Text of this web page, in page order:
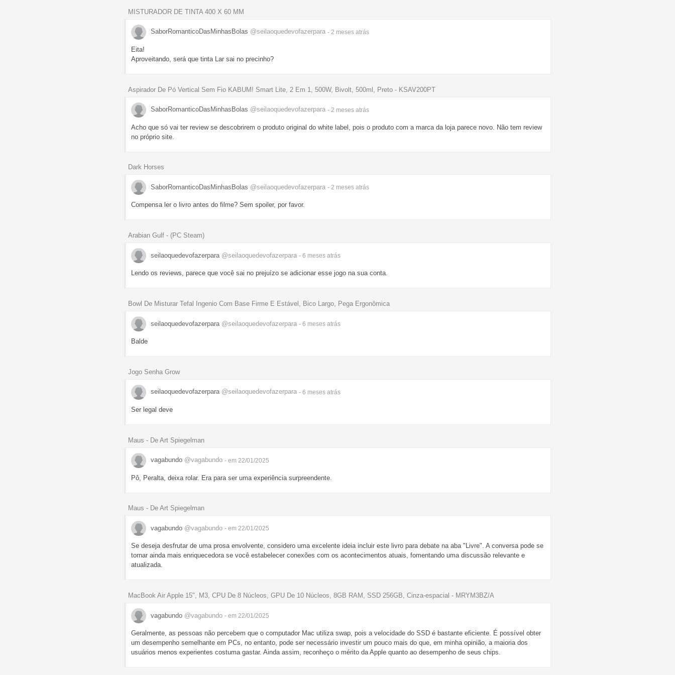
MISTURADOR DE TINTA 400 X 60 MM
SaborRomanticoDasMinhasBolas @seilaoquedevofazerpara - 2 meses atrás
Eita!
Aproveitando, será que tinta Lar sai no precinho?
Aspirador De Pó Vertical Sem Fio KABUM! Smart Lite, 2 Em 1, 500W, Bivolt, 500ml, Preto - KSAV200PT
SaborRomanticoDasMinhasBolas @seilaoquedevofazerpara - 2 meses atrás
Acho que só vai ter review se descobrirem o produto original do white label, pois o produto com a marca da loja parece novo. Não tem review
no próprio site.
Dark Horses
SaborRomanticoDasMinhasBolas @seilaoquedevofazerpara - 2 meses atrás
Compensa ler o livro antes do filme? Sem spoiler, por favor.
Arabian Gulf - (PC Steam)
seilaoquedevofazerpara @seilaoquedevofazerpara - 6 meses atrás
Lendo os reviews, parece que você sai no prejuízo se adicionar esse jogo na sua conta.
Bowl De Misturar Tefal Ingenio Com Base Firme E Estável, Bico Largo, Pega Ergonômica
seilaoquedevofazerpara @seilaoquedevofazerpara - 6 meses atrás
Balde
Jogo Senha Grow
seilaoquedevofazerpara @seilaoquedevofazerpara - 6 meses atrás
Ser legal deve
Maus - De Art Spiegelman
vagabundo @vagabundo - em 22/01/2025
Pô, Peralta, deixa rolar. Era para ser uma experiência surpreendente.
Maus - De Art Spiegelman
vagabundo @vagabundo - em 22/01/2025
Se deseja desfrutar de uma prosa envolvente, considero uma excelente ideia incluir este livro para debate na aba "Livre". A conversa pode se
tornar ainda mais enriquecedora se você estabelecer conexões com os acontecimentos atuais, fomentando uma discussão relevante e
atualizada.
MacBook Air Apple 15", M3, CPU De 8 Núcleos, GPU De 10 Núcleos, 8GB RAM, SSD 256GB, Cinza-espacial - MRYM3BZ/A
vagabundo @vagabundo - em 22/01/2025
Geralmente, as pessoas não percebem que o computador Mac utiliza swap, pois a velocidade do SSD é bastante eficiente. É possível obter
um desempenho semelhante em PCs, no entanto, pode ser necessário investir um pouco mais do que, em minha opinião, a maioria dos
usuários menos experientes costuma gastar. Ainda assim, reconheço o mérito da Apple quanto ao desempenho de seus chips.